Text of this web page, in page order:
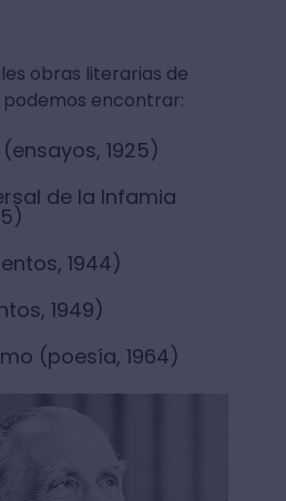
obras literarias de
podemos encontrar:
1925)
de la Infamia
1944)
1949)
(poesía, 1964)